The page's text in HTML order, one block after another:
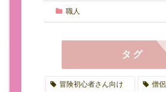
職人
タグ
冒険初心者さん向け 僧侶